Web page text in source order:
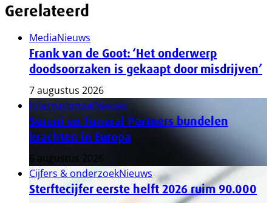
Gerelateerd
MediaNieuws
Frank van de Goot: ‘Het onderwerp
doodsoorzaken is gekaapt door misdrijven’
7 augustus 2026
InternationaalNieuws
Sereni en Funeral Partners bundelen
krachten in Europa
6 augustus 2026
Cijfers & onderzoekNieuws
Sterftecijfer eerste helft 2026 ruim 90.000